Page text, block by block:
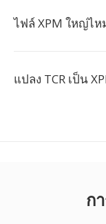
ไฟล์ XPM ใหญ่ไห
แปลง TCR เป็น
ก